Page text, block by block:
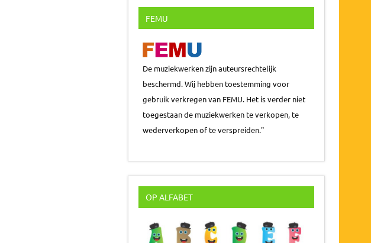
FEMU
De muziekwerken zijn auteursrechtelijk
beschermd. Wij hebben toestemming voor
gebruik verkregen van FEMU. Het is verder niet
toegestaan de muziekwerken te verkopen, te
wederverkopen of te verspreiden."
OP ALFABET